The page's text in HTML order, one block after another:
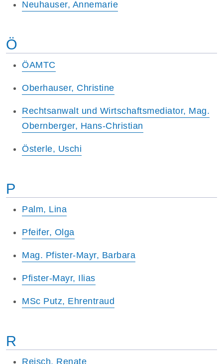
Neuhauser, Annemarie
Ö
ÖAMTC
Oberhauser, Christine
Rechtsanwalt und Wirtschaftsmediator, Mag.
Obernberger, Hans-Christian
Österle, Uschi
P
Palm, Lina
Pfeifer, Olga
Mag. Pfister-Mayr, Barbara
Pfister-Mayr, Ilias
MSc Putz, Ehrentraud
R
Reisch, Renate